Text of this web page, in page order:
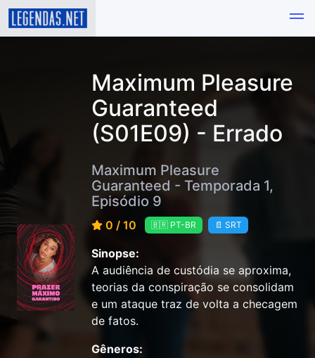
Maximum Pleasure
Guaranteed
(S01E09) - Errado
Maximum Pleasure
Guaranteed - Temporada 1,
Episódio 9
0 / 10 🇧🇷 PT-BR 📄 SRT
Sinopse:
A audiência de custódia se aproxima,
teorias da conspiração se consolidam
e um ataque traz de volta a checagem
de fatos.
Gêneros: